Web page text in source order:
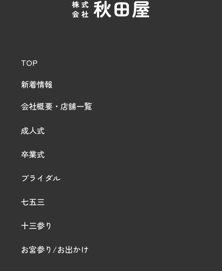
TOP
新着情報
会社概要・店舗一覧
成人式
卒業式
ブライダル
七五三
十三参り
お宮参り/お出かけ